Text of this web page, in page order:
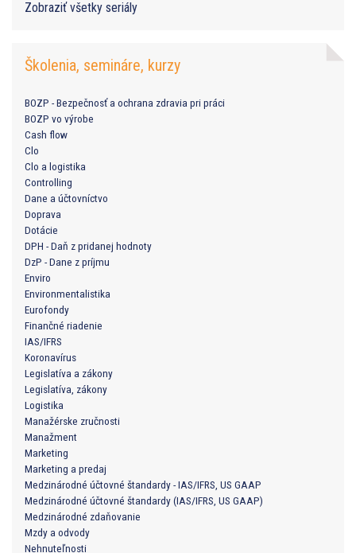
Zobraziť všetky seriály
Školenia, semináre, kurzy
BOZP - Bezpečnosť a ochrana zdravia pri práci
BOZP vo výrobe
Cash flow
Clo
Clo a logistika
Controlling
Dane a účtovníctvo
Doprava
Dotácie
DPH - Daň z pridanej hodnoty
DzP - Dane z príjmu
Enviro
Environmentalistika
Eurofondy
Finančné riadenie
IAS/IFRS
Koronavírus
Legislatíva a zákony
Legislatíva, zákony
Logistika
Manažérske zručnosti
Manažment
Marketing
Marketing a predaj
Medzinárodné účtovné štandardy - IAS/IFRS, US GAAP
Medzinárodné účtovné štandardy (IAS/IFRS, US GAAP)
Medzinárodné zdaňovanie
Mzdy a odvody
Nehnuteľnosti